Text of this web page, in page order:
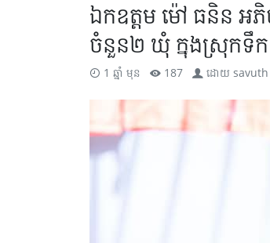
ឯកឧត្តម ម៉ៅ ធនិន អភិ
ចំនួន២ ឃុំ​ ក្នុងស្រុកទឹ
1 ឆ្នាំ មុន 187 ដោយ savuth